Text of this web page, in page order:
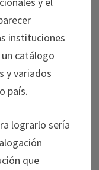
instituciones
catálogo
y variados
país.
lograrlo sería
que